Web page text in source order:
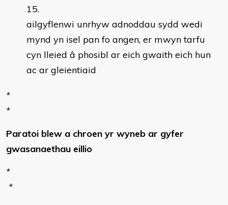
ailgyflenwi unrhyw adnoddau sydd wedi
mynd yn isel pan fo angen, er mwyn tarfu
cyn lleied â phosibl ar eich gwaith eich hun
ac ar gleientiaid
*
*
Paratoi blew a chroen yr wyneb ar gyfer
gwasanaethau eillio
*
*